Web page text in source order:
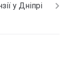
у Дніпрі